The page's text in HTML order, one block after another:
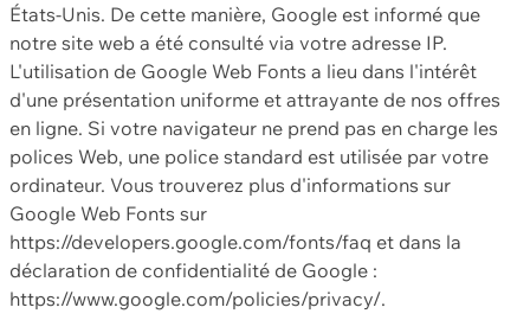
États-Unis. De cette manière, Google est informé que
notre site web a été consulté via votre adresse IP.
L'utilisation de Google Web Fonts a lieu dans l'intérêt
d'une présentation uniforme et attrayante de nos offres
en ligne. Si votre navigateur ne prend pas en charge les
polices Web, une police standard est utilisée par votre
ordinateur. Vous trouverez plus d'informations sur
Google Web Fonts sur
https://developers.google.com/fonts/faq et dans la
déclaration de confidentialité de Google :
https://www.google.com/policies/privacy/.